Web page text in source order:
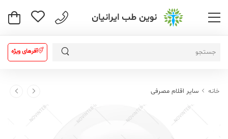
نوین طب ایرانیان
آفرهای ویژه
خانه سایر اقلام مصرفی